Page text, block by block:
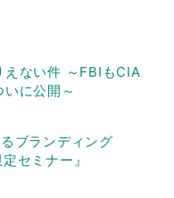
えない件 ～FBIもCIA
に公開～
るブランディング
セミナー』